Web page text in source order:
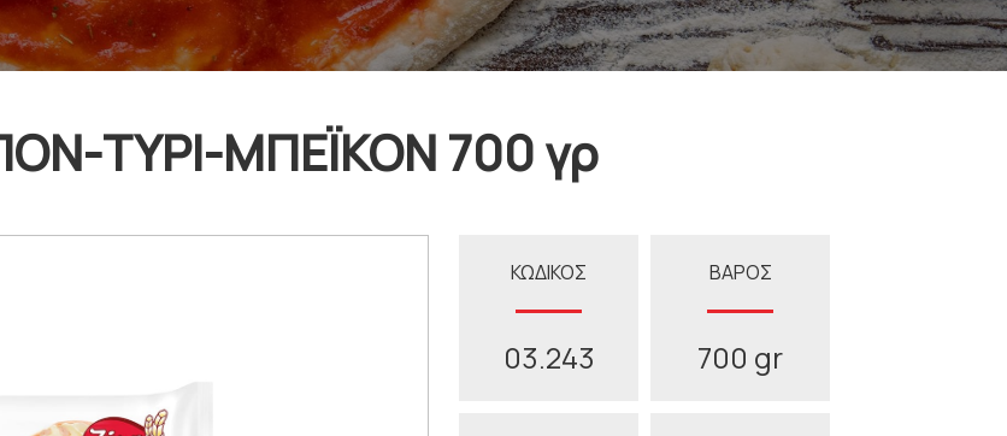
ΤΥΡΙ-ΜΠΕΪΚΟΝ 700 γρ
ΚΩΔΙΚΟΣ
03.243
ΒΑΡΟΣ
700 gr